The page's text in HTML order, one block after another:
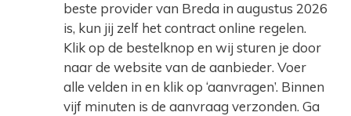
beste provider van Breda in augustus 2026
is, kun jij zelf het contract online regelen.
Klik op de bestelknop en wij sturen je door
naar de website van de aanbieder. Voer
alle velden in en klik op ‘aanvragen’. Binnen
vijf minuten is de aanvraag verzonden. Ga